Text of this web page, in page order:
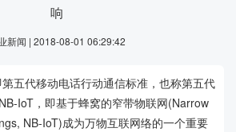
响
新闻 | 2018-08-01 06:29:42
代移动电话行动通信标准，也称第五代
IoT，即基于蜂窝的窄带物联网(Narrow
NB-IoT)成为万物互联网络的一个重要